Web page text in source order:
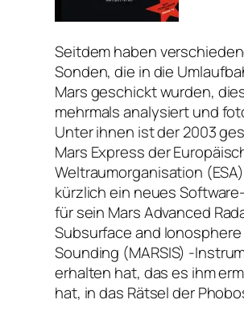
Seitdem haben
Sonden, die in die
Mars geschickt wurden,
mehrmals analysiert und
Unter ihnen ist der 2003
Mars Express der
Weltraumorganisation
kürzlich ein neues
für sein Mars Advanced
Subsurface and Ionosphere
Sounding (MARSIS) -
erhalten hat, das es ihm
hat, in das Rätsel der